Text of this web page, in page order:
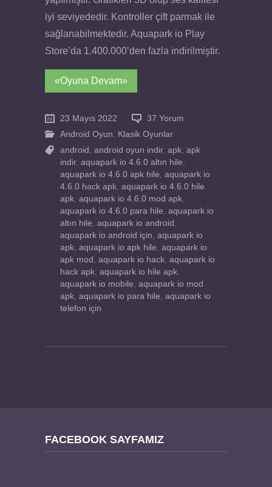
iyi seviyededir. Kontroller çift parmak ile
sağlanabilmektedir. Aquapark io Play
Store’da 1.400.000’den fazla indirilmiştir.
«Oyuna Devam»
23 Mayıs 2022
37 Yorum
Android Oyun
Klasik Oyunlar
android
android oyun indir, apk apk
indir, aquapark io 4.6.0 altın hile
aquapark io 4.6.0 apk hile aquapark io
4.6.0 hack apk aquapark io 4.6.0 hile
apk aquapark io 4.6.0 mod apk
aquapark io 4.6.0 para hile aquapark io
altın hile aquapark io android
aquapark io android için aquapark io
apk aquapark io apk hile aquapark io
apk mod
aquapark io hack aquapark io
hack apk aquapark io hile apk
aquapark io mobile aquapark io mod
apk aquapark io para hile aquapark io
telefon için
FACEBOOK SAYFAMIZ